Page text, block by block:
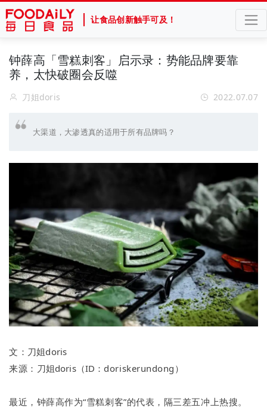
让食品创新触手可及！
钟薛高「雪糕刺客」启示录：势能品牌要靠
养，太快破圈会反噬
刀姐doris 2022.07.07
大渠道，大渗透真的适用于所有品牌吗？
文： 刀姐doris
来源： 刀姐doris（ID： doriskerundong ）
最近，钟薛高作为“雪糕刺客”的代表，隔三差五冲上热搜。